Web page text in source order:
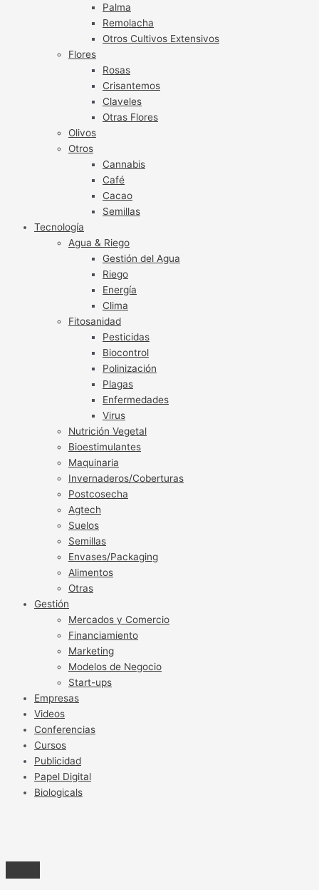
Palma
Remolacha
Otros Cultivos Extensivos
Flores
Rosas
Crisantemos
Claveles
Otras Flores
Olivos
Otros
Cannabis
Café
Cacao
Semillas
Tecnología
Agua & Riego
Gestión del Agua
Riego
Energía
Clima
Fitosanidad
Pesticidas
Biocontrol
Polinización
Plagas
Enfermedades
Virus
Nutrición Vegetal
Bioestimulantes
Maquinaria
Invernaderos/Coberturas
Postcosecha
Agtech
Suelos
Semillas
Envases/Packaging
Alimentos
Otras
Gestión
Mercados y Comercio
Financiamiento
Marketing
Modelos de Negocio
Start-ups
Empresas
Videos
Conferencias
Cursos
Publicidad
Papel Digital
Biologicals